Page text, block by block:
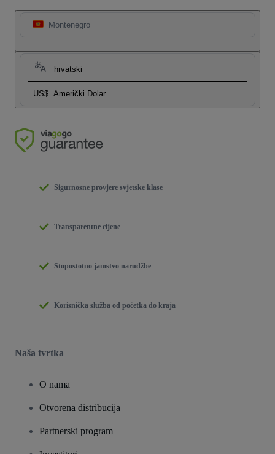
Montenegro
hrvatski
US$ Američki Dolar
Sigurnosne provjere svjetske klase
Transparentne cijene
Stopostotno jamstvo narudžbe
Korisnička služba od početka do kraja
Naša tvrtka
O nama
Otvorena distribucija
Partnerski program